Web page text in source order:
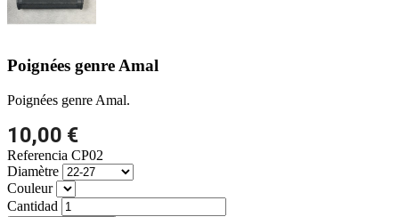
Poignées genre Amal
Poignées genre Amal.
10,00 €
Referencia CP02
Diamètre
Couleur
Cantidad